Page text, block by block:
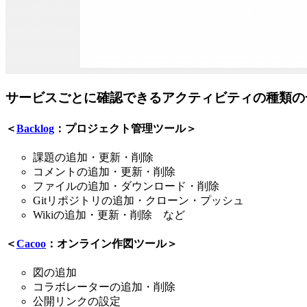
サービスごとに確認できるアクティビティの種類
＜Backlog ：プロジェクト管理ツール＞
課題の追加・更新・削除
コメントの追加・更新・削除
ファイルの追加・ダウンロード・削除
Gitリポジトリの追加・クローン・プッシュ
Wikiの追加・更新・削除 など
＜Cacoo ：オンライン作図ツール＞
図の追加
コラボレーターの追加・削除
公開リンクの設定